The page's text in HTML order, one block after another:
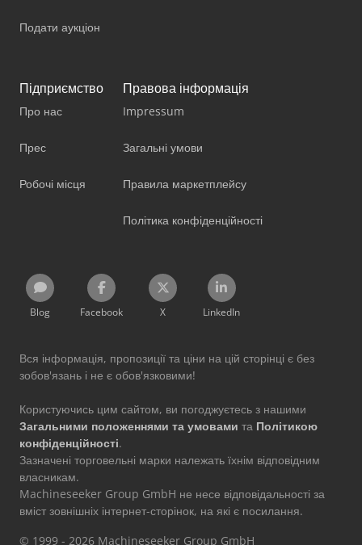
Подати аукціон
Підприємство
Про нас
Прес
Робочі місця
Правова інформація
Impressum
Загальні умови
Правила маркетплейсу
Політика конфіденційності
Blog Facebook X LinkedIn
Вся інформація, пропозиції та ціни на цій сторінці є без
зобов'язань і не є обов'язковими!
Користуючись цим сайтом, ви погоджуєтесь з нашими
Загальними положеннями та умовами та Політикою
конфіденційності.
Зазначені торговельні марки належать їхнім відповідним
власникам.
Machineseeker Group GmbH не несе відповідальності за
вміст зовнішніх інтернет-сторінок, на які є посилання.
© 1999 - 2026 Machineseeker Group GmbH